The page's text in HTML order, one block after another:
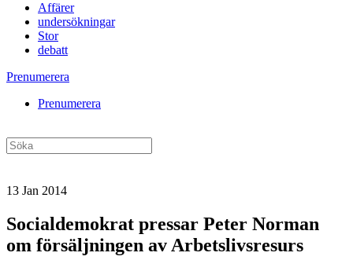
Affärer
undersökningar
Stor
debatt
Prenumerera
Prenumerera
13 Jan 2014
Socialdemokrat pressar Peter Norman
om försäljningen av Arbetslivsresurs